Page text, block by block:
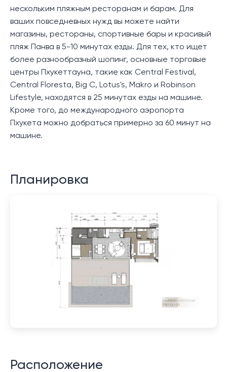
нескольким пляжным ресторанам и барам. Для
ваших повседневных нужд вы можете найти
магазины, рестораны, спортивные бары и красивый
пляж Панва в 5-10 минутах езды. Для тех, кто ищет
более разнообразный шопинг, основные торговые
центры Пхукеттауна, такие как Central Festival,
Central Floresta, Big C, Lotus's, Makro и Robinson
Lifestyle, находятся в 25 минутах езды на машине.
Кроме того, до международного аэропорта
Пхукета можно добраться примерно за 60 минут на
машине.
Планировка
Расположение